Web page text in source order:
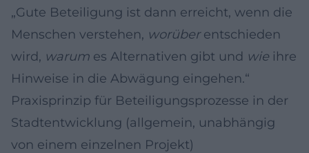
„Gute Beteiligung ist dann erreicht, wenn die
Menschen verstehen, worüberentschieden
wird, warum es Alternativen gibt und wie ihre
Hinweise in die Abwägung eingehen.“
Praxisprinzip für Beteiligungsprozesse in der
Stadtentwicklung (allgemein, unabhängig
von einem einzelnen Projekt)